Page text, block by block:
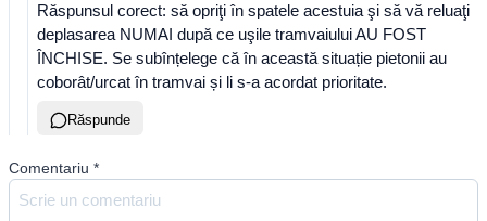
Răspunsul corect: să opriţi în spatele acestuia şi să vă reluaţi
deplasarea NUMAI după ce uşile tramvaiului AU FOST
ÎNCHISE. Se subînțelege că în această situație pietonii au
coborât/urcat în tramvai și li s-a acordat prioritate.
Răspunde
Comentariu *